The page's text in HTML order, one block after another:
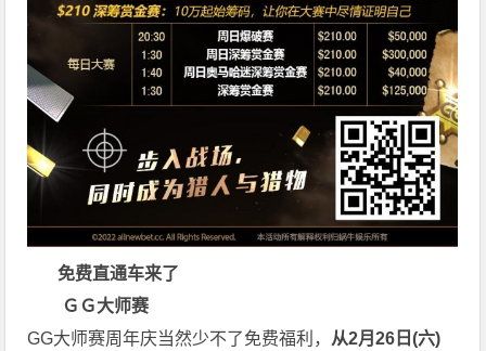
免费直通车来了
ＧＧ大师赛
GG大师赛周年庆当然少不了免费福利， 从2月26日(六)